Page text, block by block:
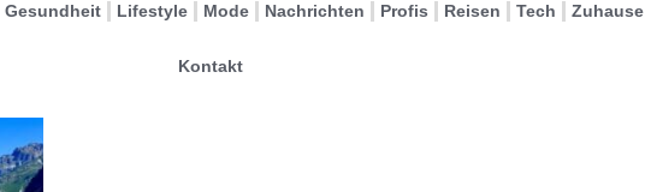
Gesundheit Lifestyle Mode Nachrichten Profis Reisen Tech Zuhause
Kontakt